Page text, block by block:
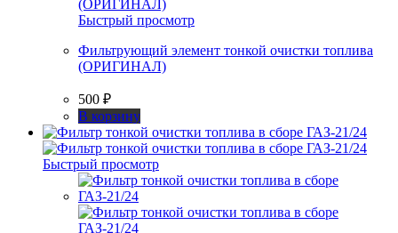
Быстрый просмотр
Фильтрующий элемент тонкой очистки топлива
(ОРИГИНАЛ)
500 ₽
В корзину
Быстрый просмотр